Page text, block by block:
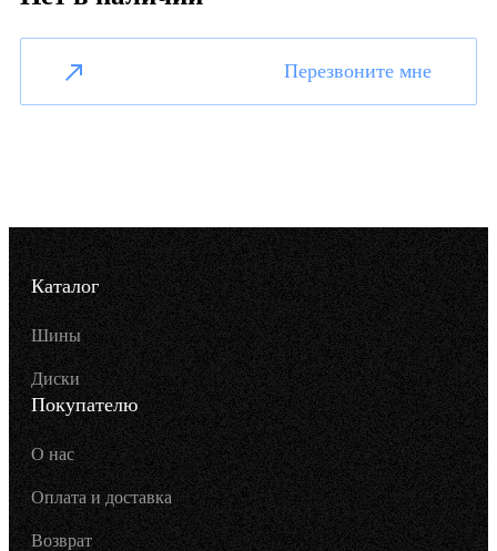
Перезвоните мне
Каталог
Шины
Диски
Покупателю
О нас
Оплата и доставка
Возврат